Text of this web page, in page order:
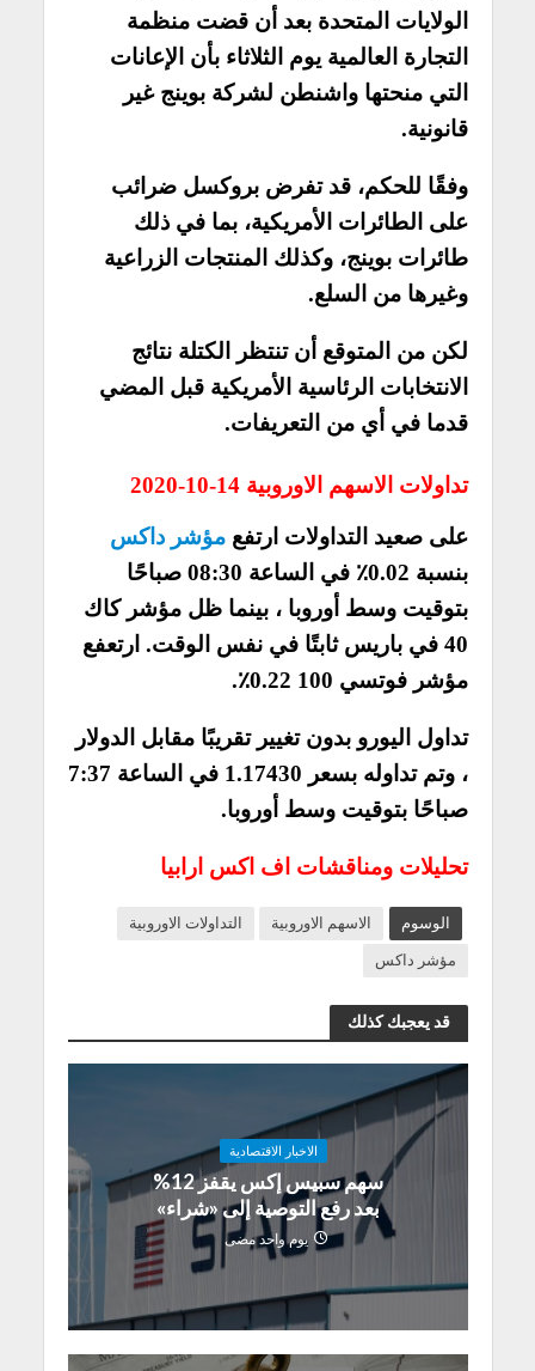
الولايات المتحدة بعد أن قضت منظمة
التجارة العالمية يوم الثلاثاء بأن الإعانات
التي منحتها واشنطن لشركة بوينج غير
قانونية.
وفقًا للحكم، قد تفرض بروكسل ضرائب
على الطائرات الأمريكية، بما في ذلك
طائرات بوينج، وكذلك المنتجات الزراعية
وغيرها من السلع.
لكن من المتوقع أن تنتظر الكتلة نتائج
الانتخابات الرئاسية الأمريكية قبل المضي
قدما في أي من التعريفات.
تداولات الاسهم الاوروبية 14-10-2020
على صعيد التداولات ارتفع مؤشر داكس
بنسبة 0.02٪ في الساعة 08:30 صباحًا
بتوقيت وسط أوروبا ، بينما ظل مؤشر كاك
40 في باريس ثابتًا في نفس الوقت. ارتعفع
مؤشر فوتسي 100 0.22٪.
تداول اليورو بدون تغيير تقريبًا مقابل الدولار
، وتم تداوله بسعر 1.17430 في الساعة 7:37
صباحًا بتوقيت وسط أوروبا.
تحليلات ومناقشات اف اكس ارابيا
الوسوم الاسهم الاوروبية
التداولات الاوروبية
مؤشر داكس
قد يعجبك كذلك
الاخبار الاقتصادية
سهم سبيس إكس يقفز 12%
بعد رفع التوصية إلى «شراء»
يوم واحد مضى